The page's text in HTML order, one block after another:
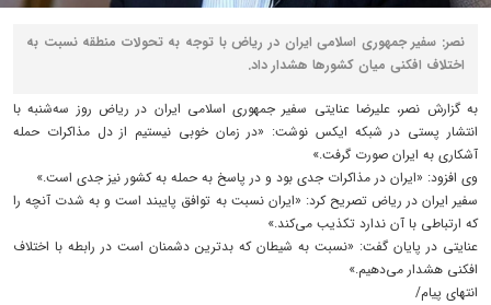
نصر: سفیر جمهوری اسلامی ایران در ریاض با توجه به تحولات منطقه نسبت به
اختلاف افکنی میان کشورها هشدار داد.
به گزارش نصر، علیرضا عنایتی سفیر جمهوری اسلامی ایران در ریاض روز سه‌شنبه با
انتشار پستی در شبکه ایکس نوشت: «در زمان خوبی نیستیم از دل مذاکرات حمله
آشکاری به ایران صورت گرفت.»
وی افزود: «ایران در مذاکرات جدی بود و در پاسخ به حمله به کشور نیز جدی است.»
سفیر ایران در ریاض تصریح کرد: «ایران نسبت به توافق پایبند است و به شدت آنچه را
که ارتباطی با آن ندارد تکذیب می‌کند.»
عنایتی در پایان گفت: «نسبت به شیطان که بدترین دشمنان است در رابطه با اختلاف
افکنی هشدار می‌دهیم.»
انتهای پیام/